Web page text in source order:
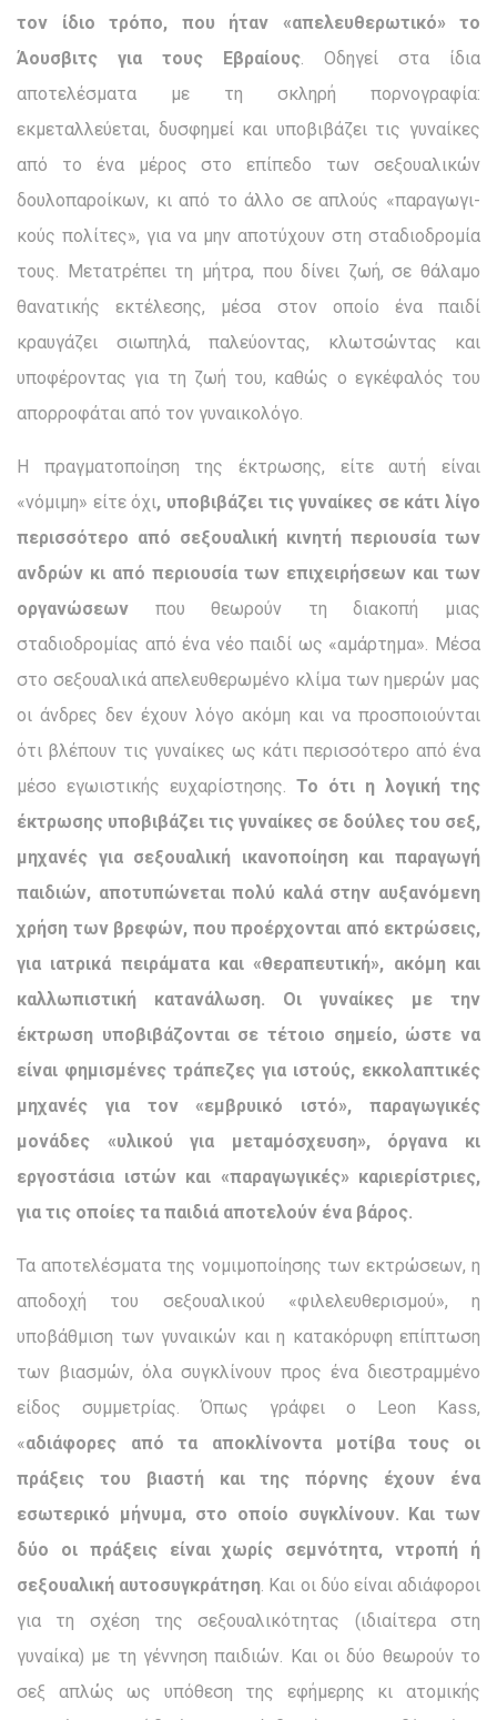
τον ίδιο τρόπο, που ήταν «απελευθερωτικό» το
Άουσβιτς για τους Εβραίους. Οδηγεί στα ίδια
αποτελέσματα με τη σκληρή πορνογραφία:
εκμεταλλεύεται, δυσφημεί και υποβιβάζει τις γυναίκες
από το ένα μέρος στο επίπεδο των σεξου­αλικών
δουλοπαροίκων, κι από το άλλο σε απλούς «παραγωγι­
κούς πολίτες», για να μην αποτύχουν στη σταδιοδρομία
τους. Μετατρέπει τη μήτρα, που δίνει ζωή, σε θάλαμο
θανατικής εκτέλεσης, μέσα στον οποίο ένα παιδί
κραυγάζει σιωπηλά, παλεύοντας, κλωτσώντας και
υποφέροντας για τη ζωή του, κα­θώς ο εγκέφαλός του
απορροφάται από τον γυναικολόγο.
Η πραγματοποίηση της έκτρωσης, είτε αυτή είναι
«νόμιμη» είτε όχι, υποβιβάζει τις γυναίκες σε κάτι λίγο
περισσότερο από σεξουαλική κινητή περιουσία των
ανδρών κι από περιουσία των επιχειρήσεων και των
οργανώσεων που θεωρούν τη διακοπή μιας
σταδιοδρομίας από ένα νέο παιδί ως «αμάρτημα». Μέσα
στο σεξουαλικά απελευθερωμένο κλίμα των ημερών μας
οι άνδρες δεν έχουν λόγο ακόμη και να προσποιούνται
ότι βλέπουν τις γυναίκες ως κάτι περισσότερο από ένα
μέσο εγωιστικής ευχαρίστησης. Το ότι η λογική της
έκτρωσης υποβιβάζει τις γυ­ναίκες σε δούλες του σεξ,
μηχανές για σεξουαλική ικανοποίη­ση και παραγωγή
παιδιών, αποτυπώνεται πολύ καλά στην αυξανόμενη
χρήση των βρεφών, που προέρχονται από εκτρώσεις,
για ιατρικά πειράματα και «θεραπευτική», ακόμη και
καλλωπι­στική κατανάλωση.
Οι γυναίκες με την
έκτρωση υποβιβάζονται σε τέτοιο σημείο, ώστε να
είναι φημισμένες τράπεζες για ι­στούς, εκκολαπτικές
μηχανές για τον «εμβρυικό ιστό», παραγω­γικές
μονάδες «υλικού για μεταμόσχευση», όργανα κι
εργοστάσια ιστών και «παραγωγικές» καριερίστριες,
για τις οποίες τα παιδιά αποτελούν ένα βάρος.
Τα αποτελέσματα της νομιμοποίησης των εκτρώσεων, η
αποδοχή του σεξουαλικού «φιλελευθερισμού», η
υποβάθμιση των γυναικών και η κατακόρυφη επίπτωση
των βιασμών, όλα συγ­κλίνουν προς ένα διεστραμμένο
είδος συμμετρίας. Όπως γρά­φει ο Leon Kass,
«αδιάφορες από τα αποκλίνοντα μοτίβα τους οι
πράξεις του βιαστή και της πόρνης έχουν ένα
εσωτερικό μή­νυμα, στο οποίο συγκλίνουν. Και των
δύο οι πράξεις είναι χω­ρίς σεμνότητα, ντροπή ή
σεξουαλική αυτοσυγκράτηση. Και οι δύο είναι αδιάφοροι
για τη σχέση της σεξουαλικότητας (ιδιαίτε­ρα στη
γυναίκα) με τη γέννηση παιδιών. Και οι δύο θεωρούν το
σεξ απλώς ως υπόθεση της εφήμερης κι ατομικής